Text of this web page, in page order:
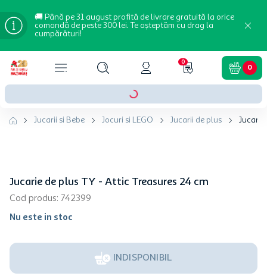
🚚 Până pe 31 august profită de livrare gratuită la orice
comandă de peste 300 lei. Te așteptăm cu drag la
cumpărături!
0
0
Jucarii si Bebe Jocuri si LEGO Jucarii de plus Jucarie
Jucarie de plus TY - Attic Treasures 24 cm
Cod produs: 742399
Nu este in stoc
INDISPONIBIL